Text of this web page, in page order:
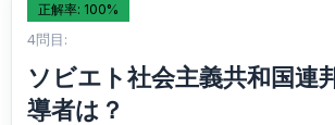
正解率: 100%
4問目:
ソビエト社会主義共和国連
導者は？